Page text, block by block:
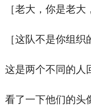
［老大，你是老大
［这队不是你组织
这是两个不同的人
看了一下他们的头